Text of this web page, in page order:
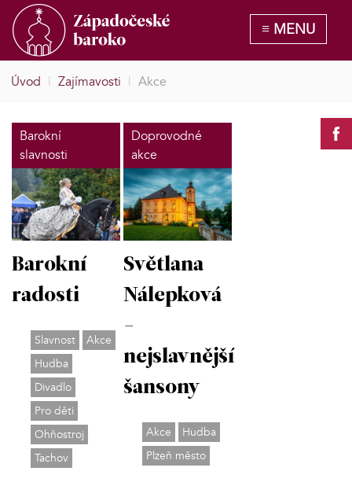
Úvod | Zajímavosti | Akce
Barokní
slavnosti
Barokní
radosti
Slavnost
Akce
Hudba
Divadlo
Pro děti
Ohňostroj
Tachov
Doprovodné
akce
Světlana
Nálepková
-
nejslavnější
šansony
Akce
Hudba
Plzeň město